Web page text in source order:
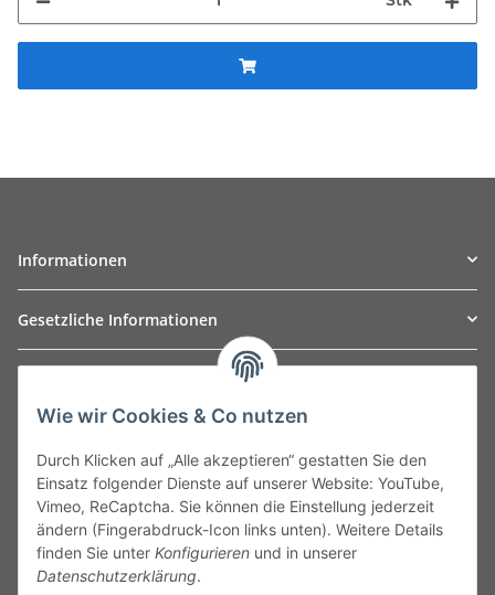
Informationen
Gesetzliche Informationen
Leibnizstraße 2a
Germany
Phone:+49 40 5287270
Fax:+49 40 5281050
Email:sales@tow-automotive.de
Wie wir Cookies & Co nutzen
Durch Klicken auf „Alle akzeptieren“ gestatten Sie den
Einsatz folgender Dienste auf unserer Website: YouTube,
Vimeo, ReCaptcha. Sie können die Einstellung jederzeit
ändern (Fingerabdruck-Icon links unten). Weitere Details
finden Sie unter Konfigurieren und in unserer
Datenschutzerklärung.